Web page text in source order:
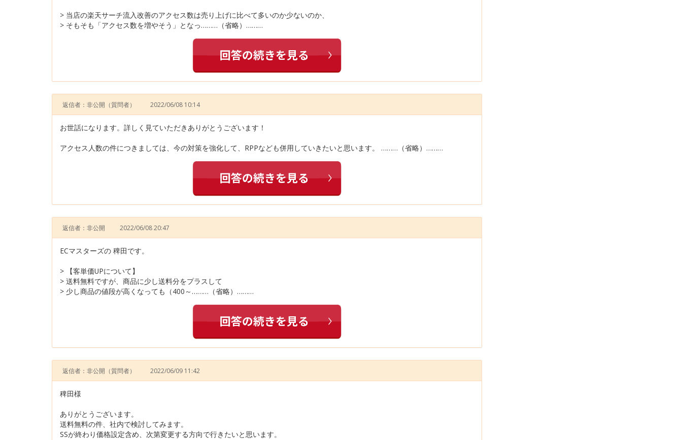
> 当店の楽天サーチ流入改善のアクセス数は売り上げに比べて多いのか少ないのか、
> そもそも「アクセス数を増やそう」となっ………（省略）………
返信者：非公開 （質問者） 2022/06/08 10:14
お世話になります。詳しく見ていただきありがとうございます！
アクセス人数の件につきましては、今の対策を強化して、RPPなども併用していきたいと思います。 ………（省略）………
返信者：非公開 2022/06/08 20:47
ECマスターズの 稗田です。
> 【客単価UPについて】
> 送料無料ですが、商品に少し送料分をプラスして
> 少し商品の値段が高くなっても（400～………（省略）………
返信者：非公開 （質問者） 2022/06/09 11:42
稗田様
ありがとうございます。
送料無料の件、社内で検討してみます。
SSが終わり価格設定含め、次第変更する方向で行きたいと思います。